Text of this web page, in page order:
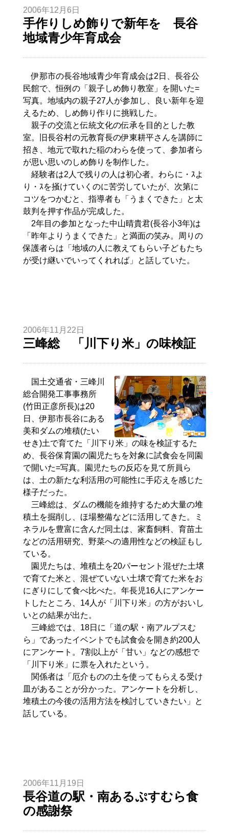
2006年12月6日
手作りしめ飾りで新年を 長谷
地域青少年育成会
伊那市の長谷地域青少年育成会は2日、長谷公
民館で、恒例の「親子しめ飾り教室」を開いた=
写真。地域内の親子27人が参加し、良い新年を迎
えるため、しめ飾り作りに挑戦した。
親子の交流と伝統文化の伝承を目的とした教
室。旧長谷村の元教育長の伊東耕平さんを講師に
招き、地元で取れた稲のわらを使って、参加者ら
が思い思いのしめ飾りを制作した。
経験者は2人で残りの人は初心者。わらに・ｽよ
り・ｽを掻けていくのに苦労していたが、次第に
コツをつかむと、指導者も「うまくできた」と太
鼓判を押す作品が完成した。
2年目の参加となった中山晴貴君(長谷小3年)は
「昨年よりうまくできた」と満面の笑み。周りの
保護者らは「地域の人に教えてもらい子どもたち
が受け継いでいってくれれば」と話していた。
2006年11月22日
三峰総 「川下り米」の味検証
国土交通省・三峰川
総合開発工事事務所
(竹田正彦所長)は20
日、伊那市長谷にある
美和ダムの堆積(たい
せき)土で育てた「川下り米」の味を検証するた
め、長谷保育園の園児たちを対象に試食会を同園
で開いた=写真。園児たちの反応を見て所員ら
は、土の新たな利活用の可能性に手応えを感じた
様子だった。
三峰総は、ダムの機能を維持するため大量の堆
積土を掘削し、ほ場整備などに活用してきた。ミ
ネラルを豊富に含んだ同土は、家畜飼料、育苗土
などの活用研究、野菜への適用性などの検証もし
ている。
園児たちは、堆積土を20パーセント混ぜた土壌
で育てた米と、混ぜていない土壌で育てた米をお
にぎりにして食べ比べた。年長児16人にアンケー
トしたところ、14人が「川下り米」の方がおいし
いとの結果が出た。
三峰総では、18日に「道の駅・南アルプスむ
ら」であったイベントでも試食会を開き約200人
にアンケート。7割以上が「甘い」などの感想で
「川下り米」に票を入れたという。
関係者は「厄介ものの土を使ってもらえる受け
皿があることが分かった。アンケートを分析し、
堆積土の今後の活用方法を検討していきたい」と
話している。
2006年11月19日
長谷道の駅・南あるぷすむら食
の感謝祭